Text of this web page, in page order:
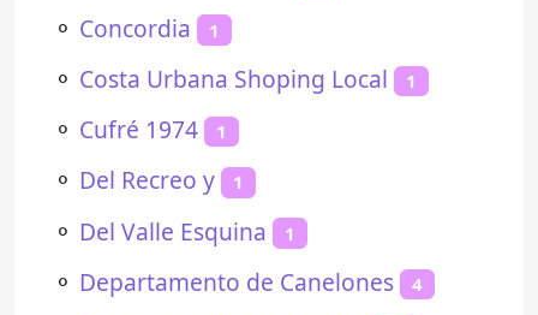
⚬ Concordia 1
⚬ Costa Urbana Shoping Local 1
⚬ Cufré 1974 1
⚬ Del Recreo y 1
⚬ Del Valle Esquina 1
⚬ Departamento de Canelones 4